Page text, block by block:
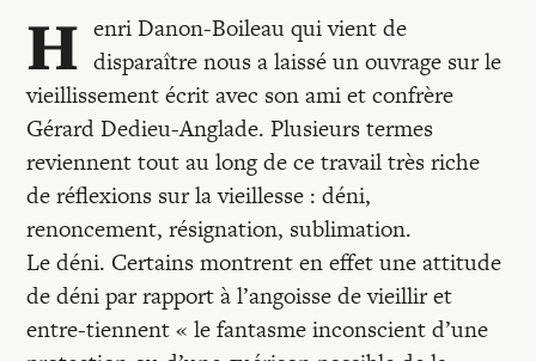
Mon compte
H enri Danon-Boileau qui vient de
disparaître nous a laissé un ouvrage sur le
vieillissement écrit avec son ami et confrère
Gérard Dedieu-Anglade. Plusieurs termes
reviennent tout au long de ce travail très riche
de réflexions sur la vieillesse : déni,
renoncement, résignation, sublimation.
Le déni. Certains montrent en effet une attitude
de déni par rapport à l’angoisse de vieillir et
entre-tiennent « le fantasme inconscient d’une